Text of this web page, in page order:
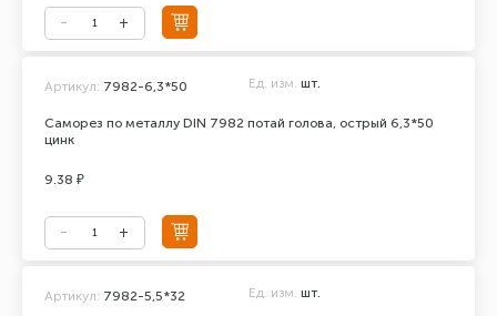
Саморез по металлу DIN 7982 потай голова, острый 6,3*50
цинк
Артикул: 7982-6,3*50 Ед. изм. шт.
9.38 ₽
Артикул: 7982-5,5*32 Ед. изм. шт.